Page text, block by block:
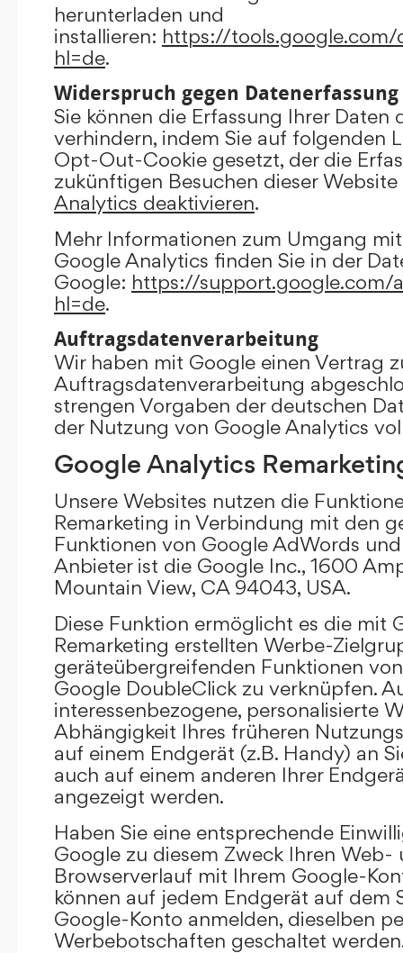
herunterladen und
installieren: https://
hl=de.
Widerspruch gegen Datenerfassung
Sie können die Erfassung Ihrer
verhindern, indem Sie auf folgenden
Opt-Out-Cookie gesetzt, der die
zukünftigen Besuchen dieser
Analytics deaktivieren.
Mehr Informationen zum Umgang
Google Analytics finden Sie in der
Google: https://support.google.com/
hl=de.
Auftragsdatenverarbeitung
Wir haben mit Google einen Vertrag
Auftragsdatenverarbeitung
strengen Vorgaben der deutschen
der Nutzung von Google Analytics
Google Analytics
Unsere Websites nutzen die
Remarketing in Verbindung mit den
Funktionen von Google AdWords
Anbieter ist die Google Inc., 1600
Mountain View, CA 94043, USA.
Diese Funktion ermöglicht es die mit
Remarketing erstellten Werbe-
geräteübergreifenden Funktionen
Google DoubleClick zu verknüpfen.
interessenbezogene, personalisierte
Abhängigkeit Ihres früheren
auf einem Endgerät (z.B. Handy) an
auch auf einem anderen Ihrer
angezeigt werden.
Haben Sie eine entsprechende
Google zu diesem Zweck Ihren
Browserverlauf mit Ihrem Google-
können auf jedem Endgerät auf dem
Google-Konto anmelden, dieselben
Werbebotschaften geschaltet